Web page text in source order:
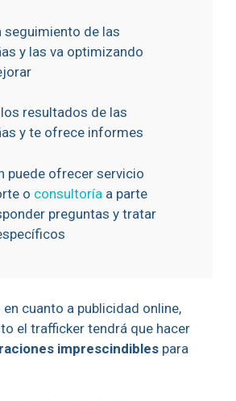
seguimiento de las
y las va optimizando
resultados de las
y te ofrece informes
puede ofrecer servicio
o consultoría a parte
preguntas y tratar
cuanto a publicidad online,
el trafficker tendrá que hacer
imprescindiblespara